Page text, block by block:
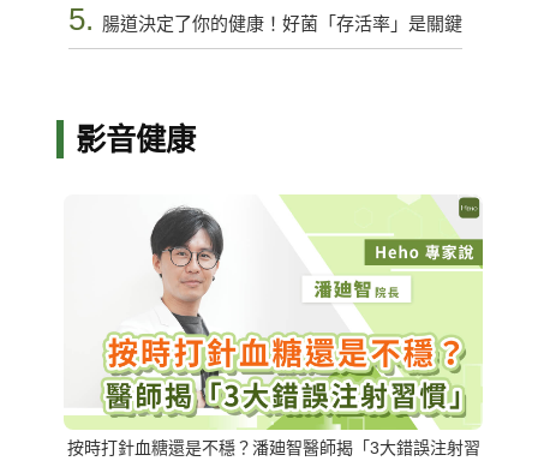
5. 腸道決定了你的健康！好菌「存活率」是關鍵
影音健康
按時打針血糖還是不穩？潘廸智醫師揭「3大錯誤注射習